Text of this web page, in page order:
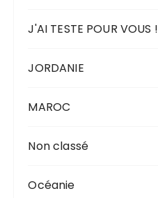
J'AI TESTE POUR VOUS !
JORDANIE
MAROC
Non classé
Océanie